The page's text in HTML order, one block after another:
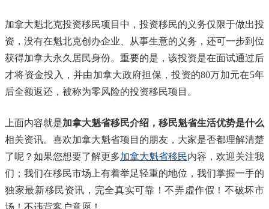
加拿大魁北克投资移民项目中，投资移民的义务仅限于做出投
资，没有在魁北克创办企业、从事生意的义务，还可一步到位
获得加拿大永久居民身份。重要的是，该投资是在面试通过后
才将资金投入，并由加拿大政府担保，投资的80万加元在5年
后全额返还，被称为零风险的投资移民项目。
上面内容就是加拿大魁省移民介绍，移民魁省生活优势是什么
相关资讯。喜欢加拿大魁省项目的朋友，大家是否都理解清楚
了呢？如果您想要了解更多加拿大魁省移民内容，欢迎关注我
们；我们在移民市场上有着举足轻重的地位，我们掌握一手的
独家最新移民资讯，完全真实可靠！不弄虚作假！不破坏市
场！不违背客户意愿！